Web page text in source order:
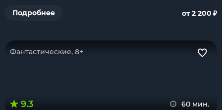
Подробнее
от 2 200 ₽
Фантастические, 8+
9.3 60 мин.